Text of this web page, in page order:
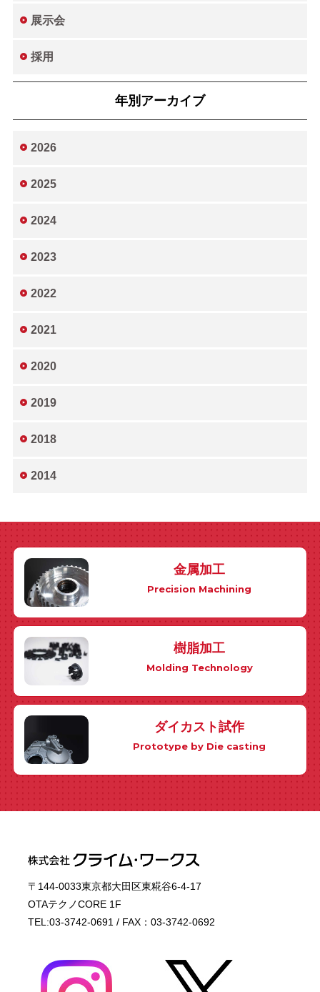
展示会
採用
年別アーカイブ
2026
2025
2024
2023
2022
2021
2020
2019
2018
2014
金属加工
Precision Machining
樹脂加工
Molding Technology
ダイカスト試作
Prototype by Die casting
〒144-0033東京都大田区東糀谷6-4-17
OTAテクノCORE 1F
TEL:03-3742-0691 / FAX：03-3742-0692